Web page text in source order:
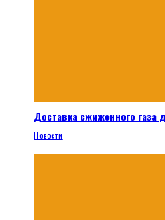
Доставка сжиженного
Новости